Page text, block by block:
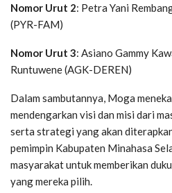
Nomor Urut 2: Petra Yani
(PYR-FAM)
Nomor Urut 3: Asiano Gammy
Runtuwene (AGK-DEREN)
Dalam sambutannya, Moga
mendengarkan visi dan misi dari
serta strategi yang akan
pemimpin Kabupaten Minahasa
masyarakat untuk memberikan
yang mereka pilih.